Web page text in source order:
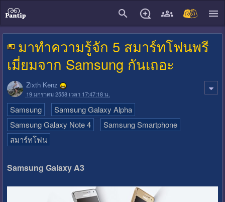
มาทำความรู้จัก 5 สมาร์ทโฟนพรี
เมี่ยมจาก Samsung กันเถอะ
Zixth Kenz
19 มกราคม 2558 เวลา 17:47:18 น.
Samsung
Samsung Galaxy Alpha
Samsung Galaxy Note 4
Samsung Smartphone
สมาร์ทโฟน
Samsung Galaxy A3
close